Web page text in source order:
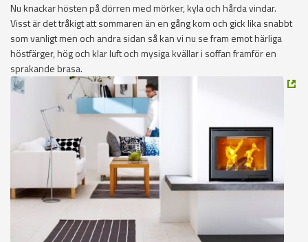
Nu knackar hösten på dörren med mörker, kyla och hårda vindar.
Visst är det tråkigt att sommaren än en gång kom och gick lika snabbt
som vanligt men och andra sidan så kan vi nu se fram emot härliga
höstfärger, hög och klar luft och mysiga kvällar i soffan framför en
sprakande brasa.